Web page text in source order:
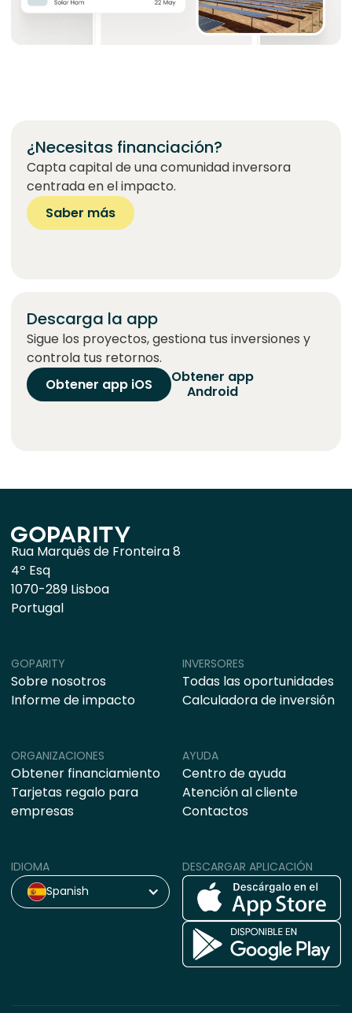
¿Necesitas financiación?
Capta capital de una comunidad inversora
centrada en el impacto.
Saber más
Descarga la app
Sigue los proyectos, gestiona tus inversiones y
controla tus retornos.
Obtener app iOS
Obtener app
Android
Rua Marquês de Fronteira 8
4º Esq
1070-289 Lisboa
Portugal
ORGANIZACIONES
Obtener financiamiento
Tarjetas regalo para
empresas
AYUDA
Centro de ayuda
Atención al cliente
Contactos
GOPARITY
Sobre nosotros
Informe de impacto
INVERSORES
Todas las oportunidades
Calculadora de inversión
IDIOMA
Spanish
DESCARGAR APLICACIÓN